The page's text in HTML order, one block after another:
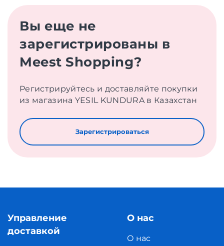
Вы еще не
зарегистрированы в
Meest Shopping?
Регистрируйтесь и доставляйте покупки
из магазина YESIL KUNDURA в Казахстан
Зарегистрироваться
Управление
доставкой
О нас
О нас